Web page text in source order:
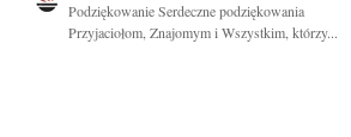
Podziękowanie Serdeczne podziękowania
Przyjaciołom, Znajomym i Wszystkim, którzy...